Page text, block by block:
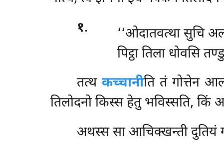
१.
‘‘ओदातवत्था सुचि
पिट्ठा तिला धोवसि
तत्थकच्चानीति तं गोत्तेन
तिलोदनो किस्स हेतु भविस्सति, किं
अथस्स सा आचिक्खन्ती दुतियं